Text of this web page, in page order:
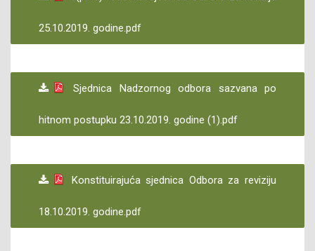
25.10.2019. godine.pdf
Sjednica Nadzornog odbora sazvana po
hitnom postupku 23.10.2019. godine (1).pdf
Konstituirajuća sjednica Odbora za reviziju
18.10.2019. godine.pdf